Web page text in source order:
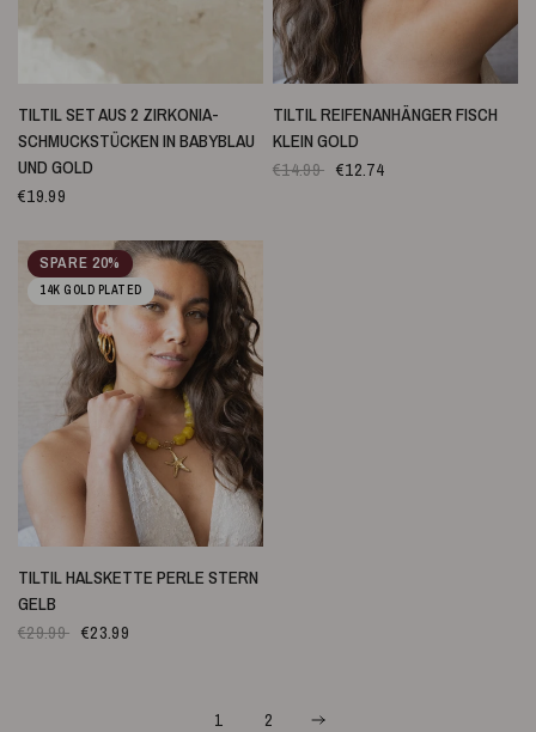
SCHNELLANSICHT
TILTIL SET AUS 2 ZIRKONIA-
SCHMUCKSTÜCKEN IN BABYBLAU
UND GOLD
€19.99
SCHNELLANSICHT
TILTIL REIFENANHÄNGER FISCH
KLEIN GOLD
€14.99 €12.74
SPARE 20%
14K GOLD PLATED
SCHNELLANSICHT
TILTIL HALSKETTE PERLE STERN
GELB
€29.99 €23.99
1 2